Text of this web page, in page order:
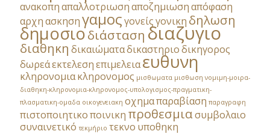
ανακοπηαπαλλοτριωσηαποζημιωσηαπόφαση
αρχηασκησηγαμοςγονείςγονικη δηλωση
δημοσιοδιάσταση διαζυγιο
διαθηκη δικαιώματαδικαστηριοδικηγορος
δωρεάεκτελεσηεπιμελειαευθυνη
κληρονομιακληρονομος μισθωματα μισθωση νομιμη-μοιρα-
διαθηκη-κληρονομια-κληρονομος-υπολογισμος-πραγματικη-
πλασματικη-ομαδα οικογενειακη οχημαπαραβίαση παραγραφη
πιστοποιητικοποινικη προθεσμιασυμβολαιο
συναινετικό τεκμήριο τεκνο υποθηκη